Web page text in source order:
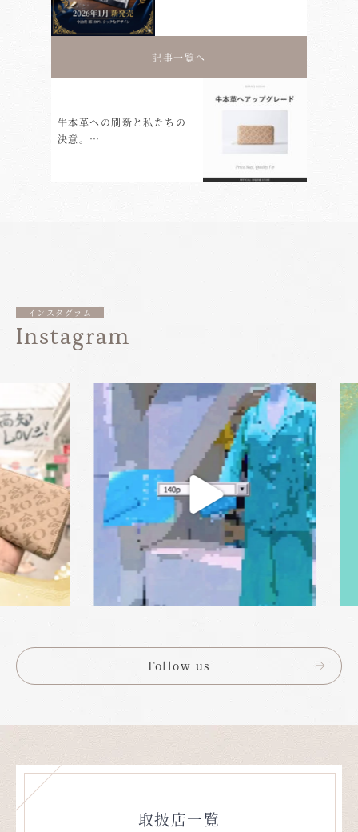
記事一覧へ
牛本革への刷新と私たちの
決意。…
インスタグラム
Instagram
Follow us
取扱店一覧